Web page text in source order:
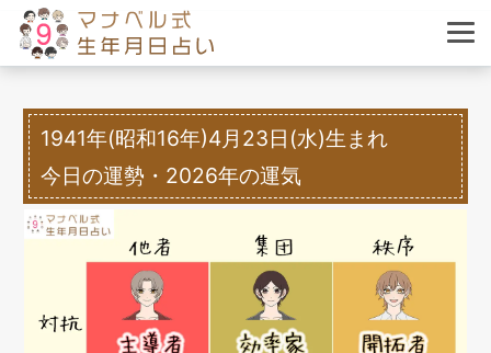
1941年(昭和16年)4月23日(水)生まれ
今日の運勢・2026年の運気